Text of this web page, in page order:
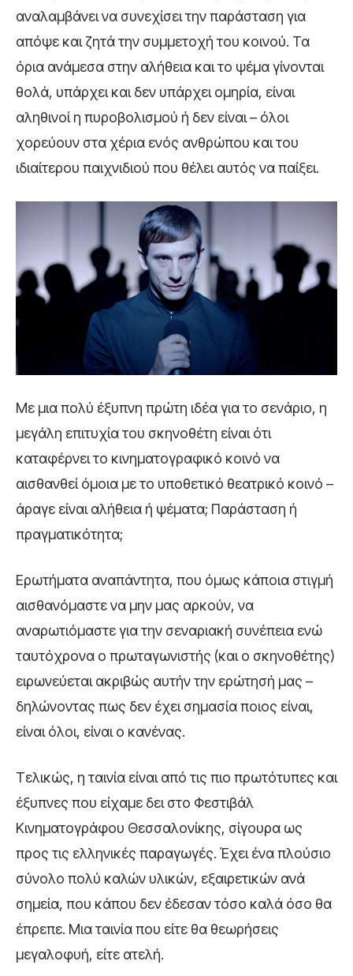
αναλαμβάνει να συνεχίσει την παράσταση για
απόψε και ζητά την συμμετοχή του κοινού. Τα
όρια ανάμεσα στην αλήθεια και το ψέμα γίνονται
θολά, υπάρχει και δεν υπάρχει ομηρία, είναι
αληθινοί η πυροβολισμού ή δεν είναι – όλοι
χορεύουν στα χέρια ενός ανθρώπου και του
ιδιαίτερου παιχνιδιού που θέλει αυτός να παίξει.
Με μια πολύ έξυπνη πρώτη ιδέα για το σενάριο, η
μεγάλη επιτυχία του σκηνοθέτη είναι ότι
καταφέρνει το κινηματογραφικό κοινό να
αισθανθεί όμοια με το υποθετικό θεατρικό κοινό –
άραγε είναι αλήθεια ή ψέματα; Παράσταση ή
πραγματικότητα;
Ερωτήματα αναπάντητα, που όμως κάποια στιγμή
αισθανόμαστε να μην μας αρκούν, να
αναρωτιόμαστε για την σεναριακή συνέπεια ενώ
ταυτόχρονα ο πρωταγωνιστής (και ο σκηνοθέτης)
ειρωνεύεται ακριβώς αυτήν την ερώτησή μας –
δηλώνοντας πως δεν έχει σημασία ποιος είναι,
είναι όλοι, είναι ο κανένας.
Τελικώς, η ταινία είναι από τις πιο πρωτότυπες και
έξυπνες που είχαμε δει στο Φεστιβάλ
Κινηματογράφου Θεσσαλονίκης, σίγουρα ως
προς τις ελληνικές παραγωγές. Έχει ένα πλούσιο
σύνολο πολύ καλών υλικών, εξαιρετικών ανά
σημεία, που κάπου δεν έδεσαν τόσο καλά όσο θα
έπρεπε. Μια ταινία που είτε θα θεωρήσεις
μεγαλοφυή, είτε ατελή.